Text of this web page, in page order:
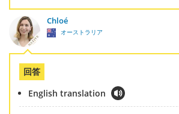
Chloé
オーストラリア
回答
English translation